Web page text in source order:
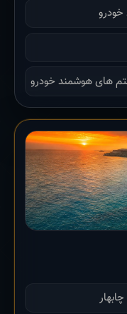
های هوشمند خودرو